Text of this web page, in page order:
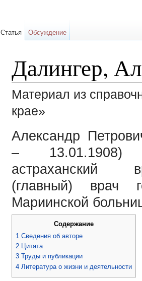
Далингер,
Материал из
крае»
Александр
– 13.01.1908)
астраханский
(главный) врач
Мариинской
Содержание
1 Сведения об авторе
2
Цитата
3 Труды и публикации
4 Литература о жизни и деятельности
Статья Обсуждение